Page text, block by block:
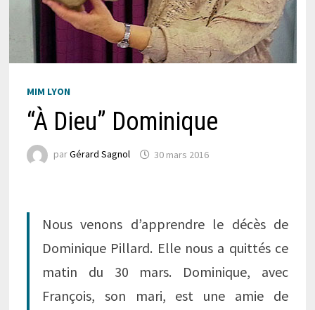
MIM LYON
“À Dieu” Dominique
parGérard Sagnol 30 mars 2016
Nous venons d’apprendre le décès de
Dominique Pillard. Elle nous a quittés ce
matin du 30 mars. Dominique, avec
François, son mari, est une amie de